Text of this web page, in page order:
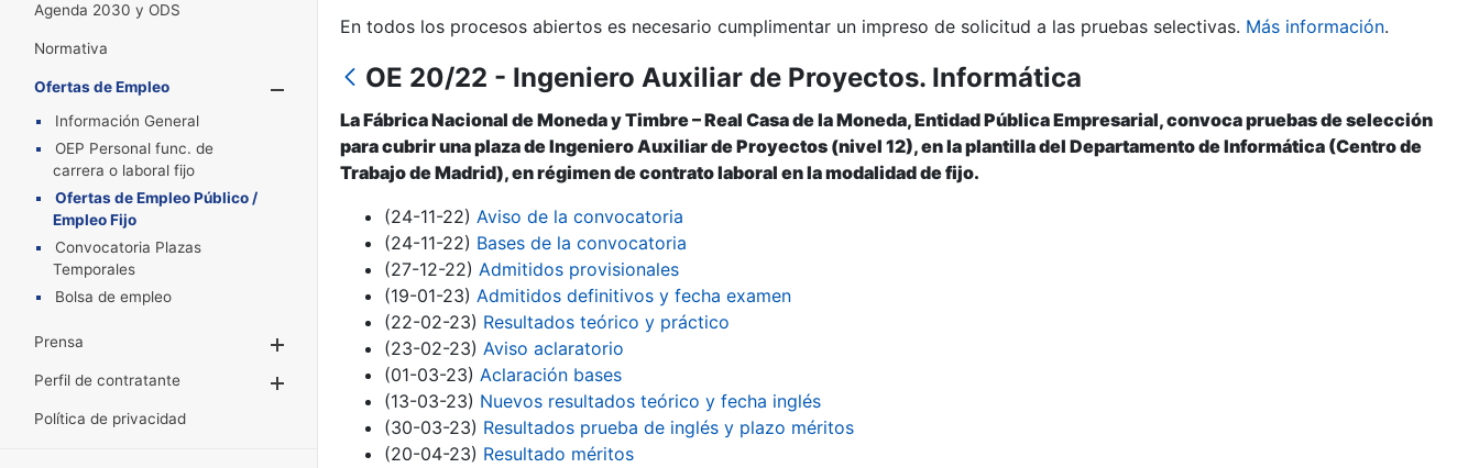
Agenda 2030 y ODS
Normativa
Ofertas de Empleo
Mostrar/Ocultar
Información General
OEP Personal func. de
carrera o laboral fijo
Ofertas de Empleo Público /
Empleo Fijo
Convocatoria Plazas
Temporales
Bolsa de empleo
Prensa
Mostrar/Ocultar
Perfil de contratante
Mostrar/Ocultar
Política de privacidad
En todos los procesos abiertos es necesario cumplimentar un impreso de solicitud a las pruebas selectivas. Más información.
OE 20/22 - Ingeniero Auxiliar de Proyectos. Informática
La Fábrica Nacional de Moneda y Timbre – Real Casa de la Moneda, Entidad Pública Empresarial, convoca pruebas de selección
para cubrir una plaza de Ingeniero Auxiliar de Proyectos (nivel 12), en la plantilla del Departamento de Informática (Centro de
Trabajo de Madrid), en régimen de contrato laboral en la modalidad de fijo.
(24-11-22) Aviso de la convocatoria
(24-11-22) Bases de la convocatoria
(27-12-22) Admitidos provisionales
(19-01-23) Admitidos definitivos y fecha examen
(22-02-23) Resultados teórico y práctico
(23-02-23) Aviso aclaratorio
(01-03-23) Aclaración bases
(13-03-23) Nuevos resultados teórico y fecha inglés
(30-03-23) Resultados prueba de inglés y plazo méritos
(20-04-23) Resultado méritos